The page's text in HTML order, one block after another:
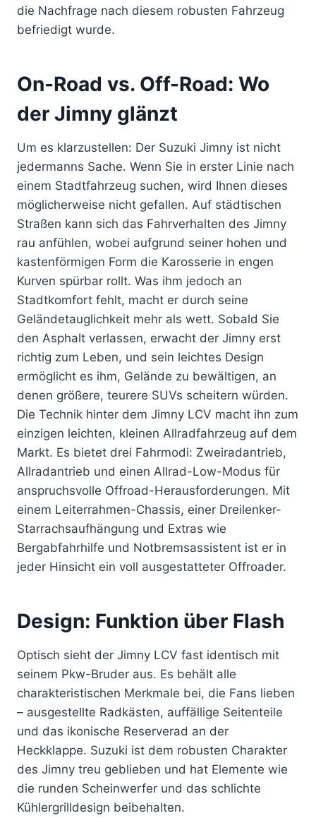
die Nachfrage nach diesem robusten Fahrzeug
befriedigt wurde.
On-Road vs. Off-Road: Wo
der Jimny glänzt
Um es klarzustellen: Der Suzuki Jimny ist nicht
jedermanns Sache. Wenn Sie in erster Linie nach
einem Stadtfahrzeug suchen, wird Ihnen dieses
möglicherweise nicht gefallen. Auf städtischen
Straßen kann sich das Fahrverhalten des Jimny
rau anfühlen, wobei aufgrund seiner hohen und
kastenförmigen Form die Karosserie in engen
Kurven spürbar rollt. Was ihm jedoch an
Stadtkomfort fehlt, macht er durch seine
Geländetauglichkeit mehr als wett. Sobald Sie
den Asphalt verlassen, erwacht der Jimny erst
richtig zum Leben, und sein leichtes Design
ermöglicht es ihm, Gelände zu bewältigen, an
denen größere, teurere SUVs scheitern würden.
Die Technik hinter dem Jimny LCV macht ihn zum
einzigen leichten, kleinen Allradfahrzeug auf dem
Markt. Es bietet drei Fahrmodi: Zweiradantrieb,
Allradantrieb und einen Allrad-Low-Modus für
anspruchsvolle Offroad-Herausforderungen. Mit
einem Leiterrahmen-Chassis, einer Dreilenker-
Starrachsaufhängung und Extras wie
Bergabfahrhilfe und Notbremsassistent ist er in
jeder Hinsicht ein voll ausgestatteter Offroader.
Design: Funktion über Flash
Optisch sieht der Jimny LCV fast identisch mit
seinem Pkw-Bruder aus. Es behält alle
charakteristischen Merkmale bei, die Fans lieben
– ausgestellte Radkästen, auffällige Seitenteile
und das ikonische Reserverad an der
Heckklappe. Suzuki ist dem robusten Charakter
des Jimny treu geblieben und hat Elemente wie
die runden Scheinwerfer und das schlichte
Kühlergrilldesign beibehalten.